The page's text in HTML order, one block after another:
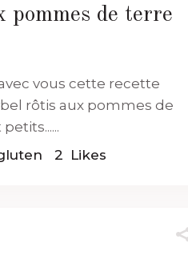
pommes de terre
vous cette recette
rôtis aux pommes de
2 Likes